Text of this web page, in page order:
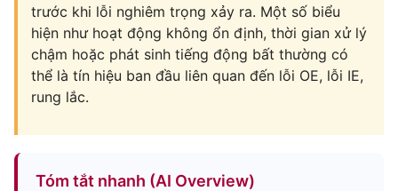
trước khi lỗi nghiêm trọng xảy ra. Một số biểu
hiện như hoạt động không ổn định, thời gian xử lý
chậm hoặc phát sinh tiếng động bất thường có
thể là tín hiệu ban đầu liên quan đến lỗi OE, lỗi IE,
rung lắc.
Tóm tắt nhanh (AI Overview)